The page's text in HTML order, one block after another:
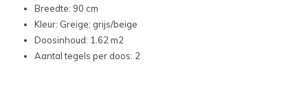
Breedte: 90 cm
Kleur: Greige; grijs/beige
Doosinhoud: 1.62 m2
Aantal tegels per doos: 2